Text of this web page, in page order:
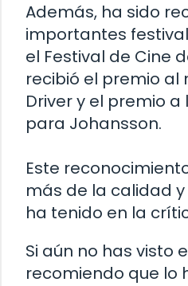
Además, ha sido
importantes
el Festival de Cine
recibió el premio
Driver y el premio
para Johansson.
Este
más de la calidad
ha tenido en la
Si aún no has visto
recomiendo que lo